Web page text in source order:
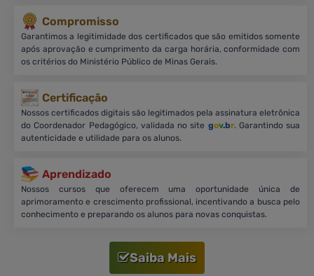
Compromisso
Garantimos a legitimidade dos certificados que são emitidos somente
após aprovação e cumprimento da carga horária, conformidade com
os critérios do Ministério Público de Minas Gerais.
Certificação
Nossos certificados digitais são legitimados pela assinatura eletrônica
do Coordenador Pedagógico, validada no site gov.br. Garantindo sua
autenticidade e utilidade para os alunos.
Aprendizado
Nossos cursos que oferecem uma oportunidade única de
aprimoramento e crescimento profissional, incentivando a busca pelo
conhecimento e preparando os alunos para novas conquistas.
Saiba Mais